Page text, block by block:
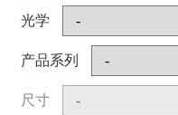
光学
产品系列
尺寸